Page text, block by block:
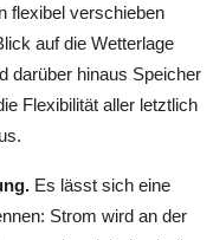
flexibel verschieben
auf die Wetterlage
darüber hinaus Speicher
Flexibilität aller letztlich
Es lässt sich eine
Strom wird an der